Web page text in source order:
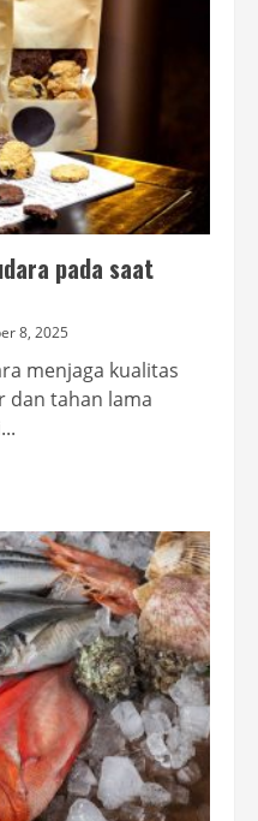
pada saat
8, 2025
menjaga kualitas
dan tahan lama